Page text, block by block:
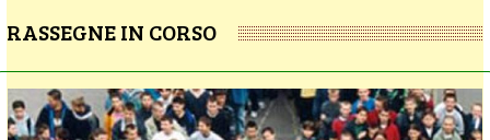
RASSEGNE IN CORSO